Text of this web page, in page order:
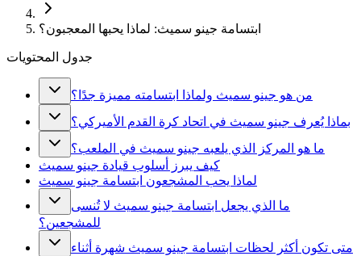
ابتسامة جينو سميث: لماذا يحبها المعجبون؟
جدول المحتويات
من هو جينو سميث ولماذا ابتسامته مميزة جدًا؟
بماذا يُعرف جينو سميث في اتحاد كرة القدم الأميركي؟
ما هو المركز الذي يلعبه جينو سميث في الملعب؟
كيف يبرز أسلوب قيادة جينو سميث
لماذا يحب المشجعون ابتسامة جينو سميث
ما الذي يجعل ابتسامة جينو سميث لا تُنسى
للمشجعين؟
متى تكون أكثر لحظات ابتسامة جينو سميث شهرة أثناء